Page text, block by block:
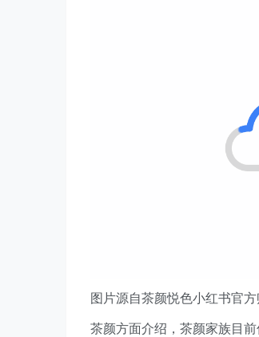
图片源自茶颜悦色小红书官
茶颜方面介绍，茶颜家族目